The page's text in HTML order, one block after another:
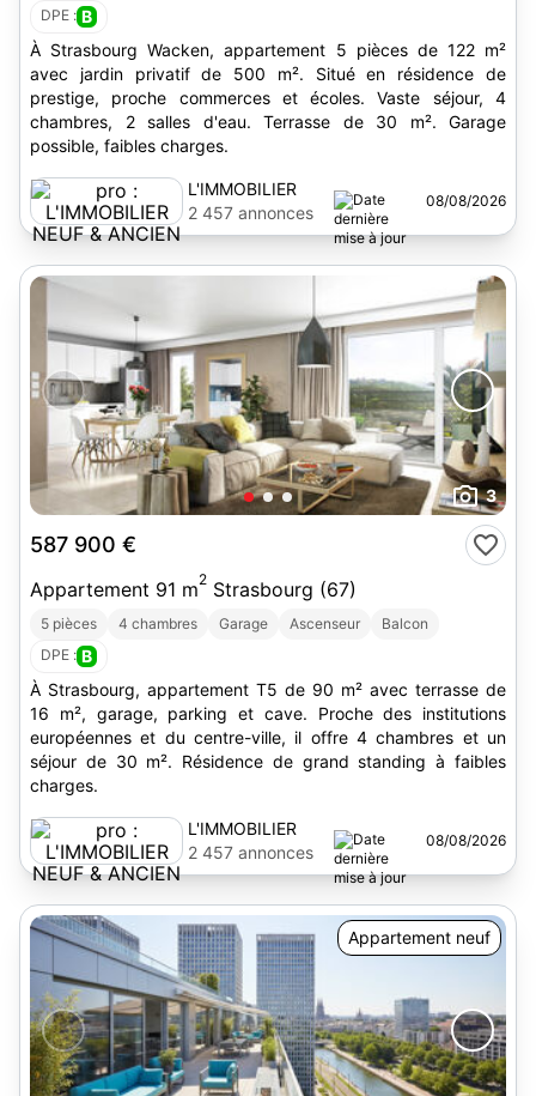
DPE : B
À Strasbourg Wacken, appartement 5 pièces de 122 m²
avec jardin privatif de 500 m². Situé en résidence de
prestige, proche commerces et écoles. Vaste séjour, 4
chambres, 2 salles d'eau. Terrasse de 30 m². Garage
possible, faibles charges.
L'IMMOBILIER
NEUF & ANCIEN
2 457 annonces
08/08/2026
3
587 900 €
Appartement 91 m2 Strasbourg (67)
5 pièces 4 chambres Garage Ascenseur
Balcon
DPE : B
À Strasbourg, appartement T5 de 90 m² avec terrasse de
16 m², garage, parking et cave. Proche des institutions
européennes et du centre-ville, il offre 4 chambres et un
séjour de 30 m². Résidence de grand standing à faibles
charges.
L'IMMOBILIER
NEUF & ANCIEN
2 457 annonces
08/08/2026
Appartement neuf